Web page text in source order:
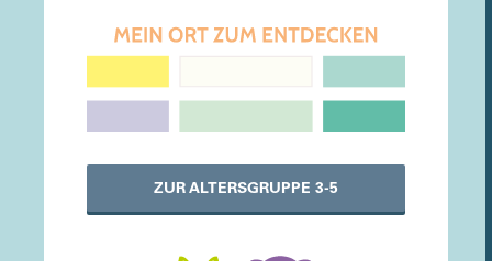
ZUR ALTERSGRUPPE 3-5